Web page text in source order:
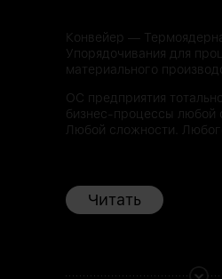
Конвейер —
Упорядочивания для
материального
ОС предприятия
бизнес-процессы любой
Любой сложности.
Читать